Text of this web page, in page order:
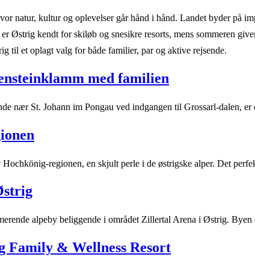
natur, kultur og oplevelser går hånd i hånd. Landet byder på
Østrig kendt for skiløb og snesikre resorts, mens sommeren
til et oplagt valg for både familier, par og aktive rejsende.
med familien
nær St. Johann im Pongau ved indgangen til Grossarl-dalen,
regionen, en skjult perle i de østrigske alper. Det
alpeby beliggende i området Zillertal Arena i Østrig.
Family & Wellness Resort